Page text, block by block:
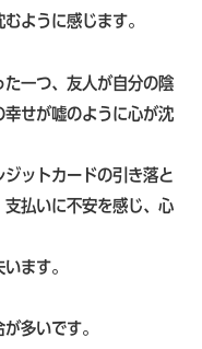
ように感じます。
一つ、友人が自分の陰
せが嘘のように心が沈
ットカードの引き落と
払いに不安を感じ、心
ます。
多いです。